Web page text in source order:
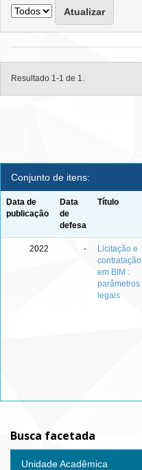
Resultado 1-1 de 1.
Conjunto de itens:
Data de
publicação
Data
de
defesa
Título
2022 -
Licitação e
contratação
em BIM :
parâmetros
legais
Busca facetada
Unidade Acadêmica